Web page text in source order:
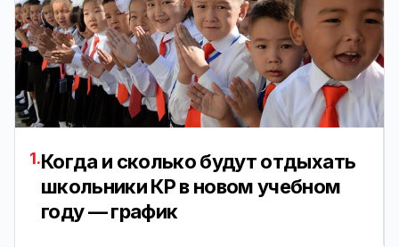
1.Когда и сколько будут отдыхать
школьники КР в новом учебном
году — график